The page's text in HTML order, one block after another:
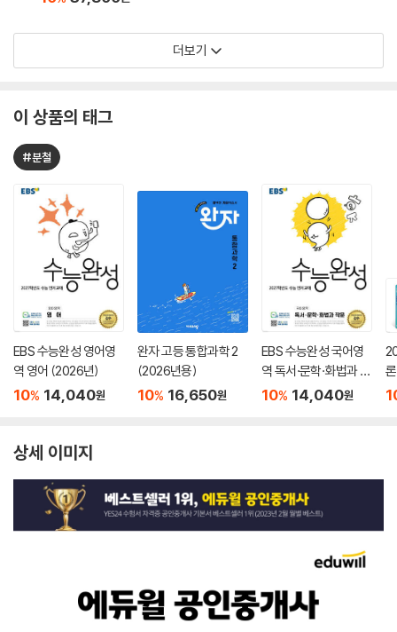
더보기
이 상품의 태그
#분철
EBS 수능완성 영어영
역 영어 (2026년)
10% 14,040원
완자 고등 통합과학 2
(2026년용)
10% 16,650원
EBS 수능완성 국어영
역 독서·문학·화법과 작
문 (2026년)
10% 14,040원
(
상세 이미지